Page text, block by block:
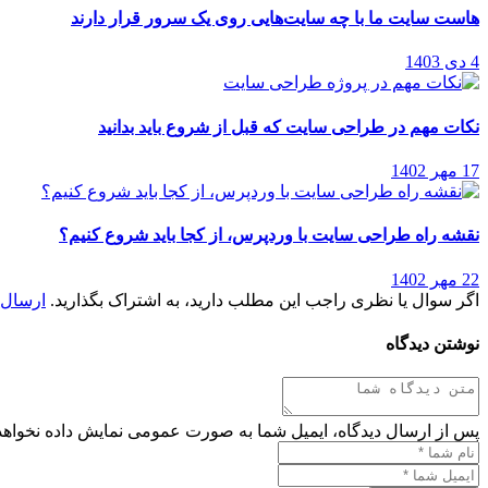
هاست سایت ما با چه سایت‌هایی روی یک سرور قرار دارند
4 دی 1403
نکات مهم در طراحی سایت که قبل از شروع باید بدانید
17 مهر 1402
نقشه راه طراحی سایت با وردپرس، از کجا باید شروع کنیم؟
22 مهر 1402
اگر سوال یا نظری راجب این مطلب دارید، به اشتراک بگذارید.
نوشتن دیدگاه
پس از ارسال دیدگاه، ایمیل شما به صورت عمومی نمایش داده